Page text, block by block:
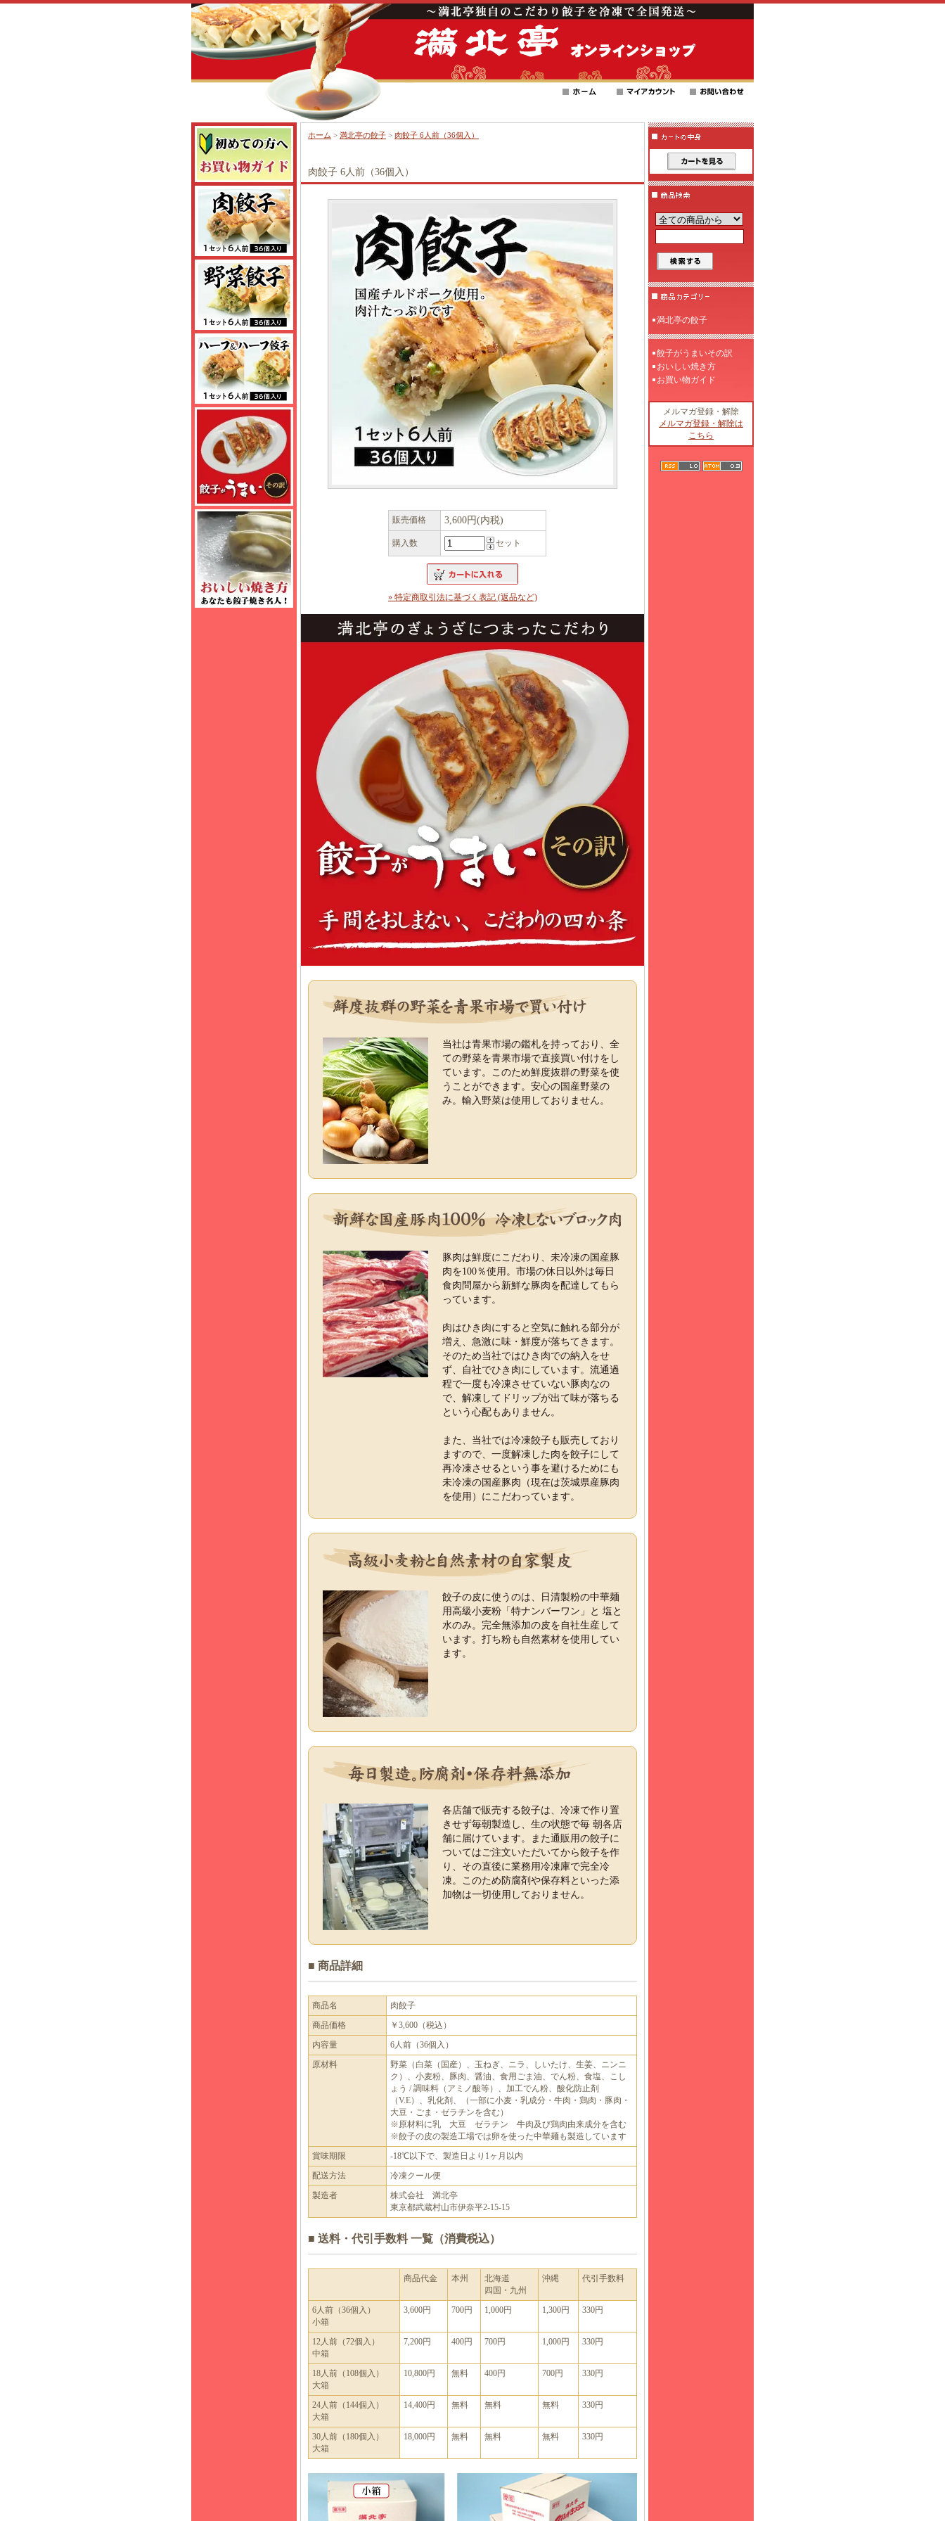
ホーム > 満北亭の餃子 > 肉餃子 6人前（36個入）
肉餃子 6人前（36個入）
販売価格 3,600円(内税)
購入数 セット
» 特定商取引法に基づく表記 (返品など)
当社は青果市場の鑑札を持っており、全
ての野菜を青果市場で直接買い付けをし
ています。このため鮮度抜群の野菜を使
うことができます。安心の国産野菜の
み。輸入野菜は使用しておりません。
豚肉は鮮度にこだわり、未冷凍の国産豚
肉を100％使用。市場の休日以外は毎日
食肉問屋から新鮮な豚肉を配達してもら
っています。
肉はひき肉にすると空気に触れる部分が
増え、急激に味・鮮度が落ちてきます。
そのため当社ではひき肉での納入をせ
ず、自社でひき肉にしています。流通過
程で一度も冷凍させていない豚肉なの
で、解凍してドリップが出て味が落ちる
という心配もありません。
また、当社では冷凍餃子も販売しており
ますので、一度解凍した肉を餃子にして
再冷凍させるという事を避けるためにも
未冷凍の国産豚肉（現在は茨城県産豚肉
を使用）にこだわっています。
餃子の皮に使うのは、日清製粉の中華麺
用高級小麦粉「特ナンバーワン」と 塩と
水のみ。完全無添加の皮を自社生産して
います。打ち粉も自然素材を使用してい
ます。
各店舗で販売する餃子は、冷凍で作り置
きせず毎朝製造し、生の状態で毎 朝各店
舗に届けています。また通販用の餃子に
ついてはご注文いただいてから餃子を作
り、その直後に業務用冷凍庫で完全冷
凍。このため防腐剤や保存料といった添
加物は一切使用しておりません。
■ 商品詳細
商品名
肉餃子
商品価格
￥3,600（税込）
内容量
6人前（36個入）
原材料
野菜（白菜（国産）、玉ねぎ、ニラ、しいたけ、生姜、ニンニ
ク）、小麦粉、豚肉、醤油、食用ごま油、でん粉、食塩、こし
ょう / 調味料（アミノ酸等）、加工でん粉、酸化防止剤
（V.E）、乳化剤、（一部に小麦・乳成分・牛肉・鶏肉・豚肉・
大豆・ごま・ゼラチンを含む）
※原材料に乳 大豆 ゼラチン 牛肉及び鶏肉由来成分を含む
※餃子の皮の製造工場では卵を使った中華麺も製造しています
賞味期限
-18℃以下で、製造日より1ヶ月以内
配送方法
冷凍クール便
製造者
株式会社 満北亭
東京都武蔵村山市伊奈平2-15-15
■ 送料・代引手数料 一覧（消費税込）
商品代金 本州
北海道
四国・九州
沖縄 代引手数料
6人前（36個入）
小箱
3,600円 700円 1,000円 1,300円 330円
12人前（72個入）
中箱
7,200円 400円 700円 1,000円 330円
18人前（108個入）
大箱
10,800円 無料 400円 700円 330円
24人前（144個入）
大箱
14,400円 無料 無料 無料 330円
30人前（180個入）
大箱
18,000円 無料 無料 無料 330円
満北亭の餃子
餃子がうまいその訳
おいしい焼き方
お買い物ガイド
メルマガ登録・解除
メルマガ登録・解除は
こちら